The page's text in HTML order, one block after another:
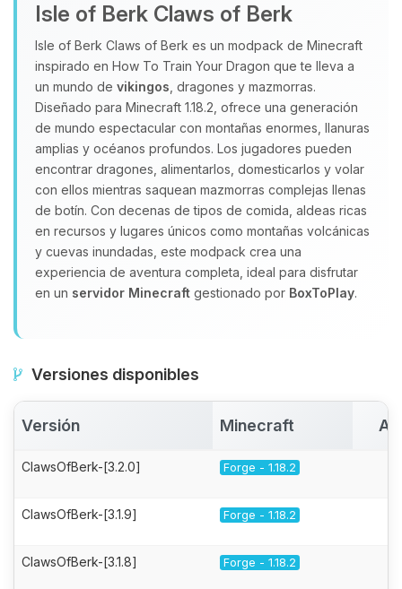
Isle of Berk Claws of Berk
Isle of Berk Claws of Berk es un modpack de Minecraft
inspirado en How To Train Your Dragon que te lleva a
un mundo de vikingos , dragones y mazmorras.
Diseñado para Minecraft 1.18.2, ofrece una generación
de mundo espectacular con montañas enormes, llanuras
amplias y océanos profundos. Los jugadores pueden
encontrar dragones, alimentarlos, domesticarlos y volar
con ellos mientras saquean mazmorras complejas llenas
de botín. Con decenas de tipos de comida, aldeas ricas
en recursos y lugares únicos como montañas volcánicas
y cuevas inundadas, este modpack crea una
experiencia de aventura completa, ideal para disfrutar
en un servidor Minecraft gestionado por BoxToPlay.
Versiones disponibles
Versión Minecraft
ClawsOfBerk-[3.2.0] Forge - 1.18.2
ClawsOfBerk-[3.1.9] Forge - 1.18.2
ClawsOfBerk-[3.1.8] Forge - 1.18.2
asistente de BoxToPlay. Cuentame
que necesitas y moveré mis
pequenos circuitos para ayudarte.
06/08/2026 23:33